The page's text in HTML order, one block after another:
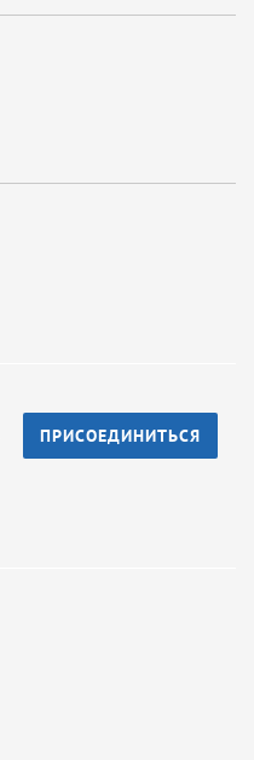
ПРИСОЕДИНИТЬСЯ